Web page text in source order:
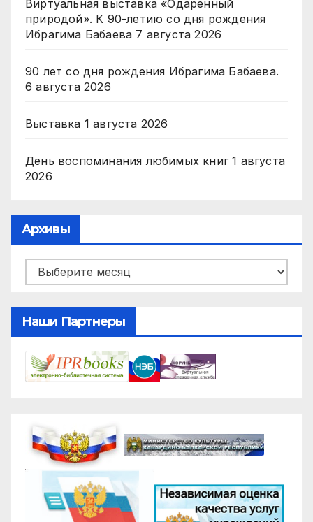
Виртуальная выставка «Одаренный
природой». К 90-летию со дня рождения
Ибрагима Бабаева 7 августа 2026
90 лет со дня рождения Ибрагима Бабаева.
6 августа 2026
Выставка 1 августа 2026
День воспоминания любимых книг 1 августа
2026
Архивы
Архивы
Наши Партнеры